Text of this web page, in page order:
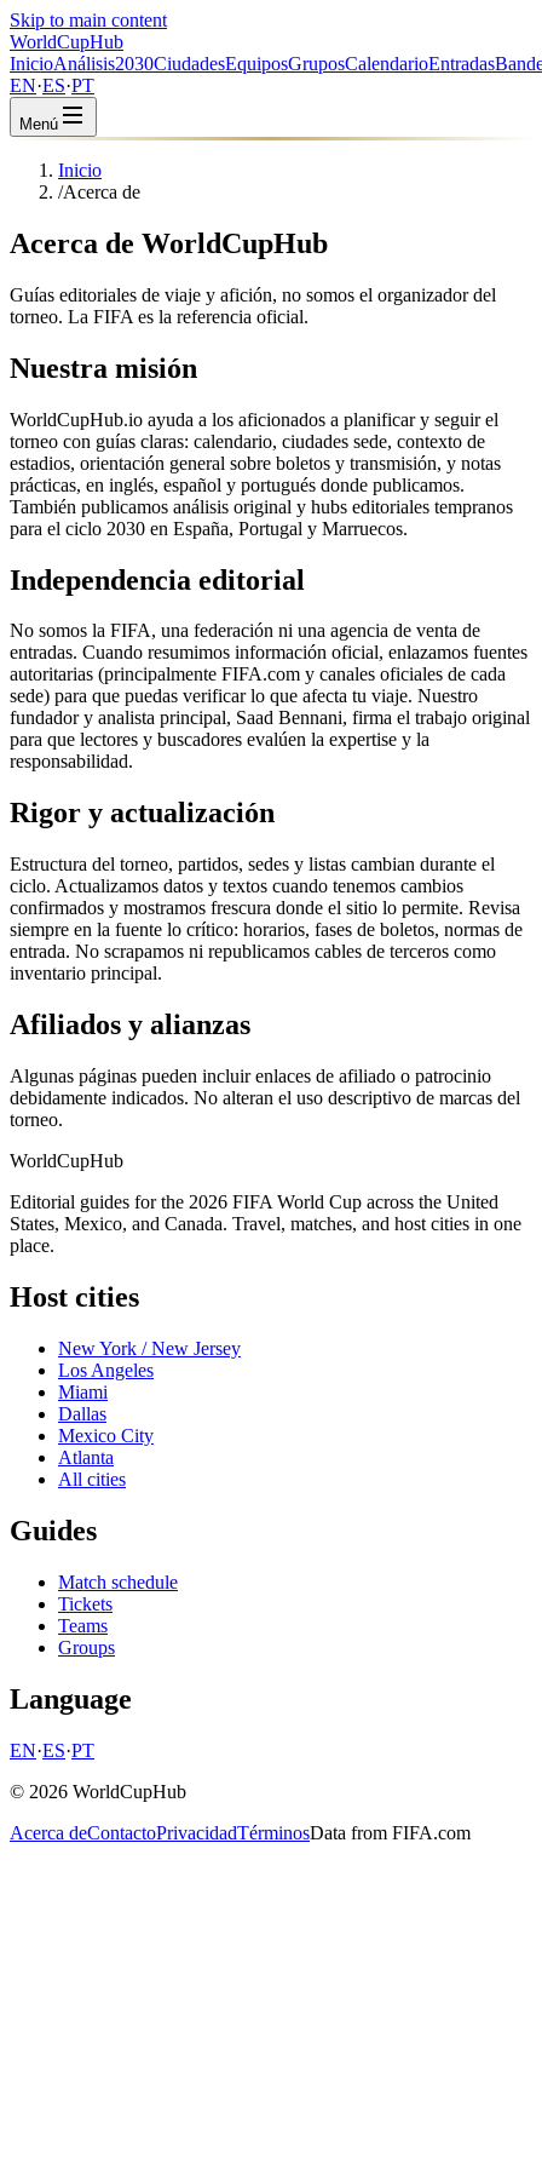
Skip to main content
WorldCupHub
InicioAnálisis2030CiudadesEquiposGruposCalendarioEntradas
EN·ES·PT
Menú
Inicio
/Acerca de
Acerca de WorldCupHub
Guías editoriales de viaje y afición, no somos el organizador del
torneo. La FIFA es la referencia oficial.
Nuestra misión
WorldCupHub.io ayuda a los aficionados a planificar y seguir el
torneo con guías claras: calendario, ciudades sede, contexto de
estadios, orientación general sobre boletos y transmisión, y notas
prácticas, en inglés, español y portugués donde publicamos.
También publicamos análisis original y hubs editoriales tempranos
para el ciclo 2030 en España, Portugal y Marruecos.
Independencia editorial
No somos la FIFA, una federación ni una agencia de venta de
entradas. Cuando resumimos información oficial, enlazamos fuentes
autoritarias (principalmente FIFA.com y canales oficiales de cada
sede) para que puedas verificar lo que afecta tu viaje. Nuestro
fundador y analista principal, Saad Bennani, firma el trabajo original
para que lectores y buscadores evalúen la expertise y la
responsabilidad.
Rigor y actualización
Estructura del torneo, partidos, sedes y listas cambian durante el
ciclo. Actualizamos datos y textos cuando tenemos cambios
confirmados y mostramos frescura donde el sitio lo permite. Revisa
siempre en la fuente lo crítico: horarios, fases de boletos, normas de
entrada. No scrapamos ni republicamos cables de terceros como
inventario principal.
Afiliados y alianzas
Algunas páginas pueden incluir enlaces de afiliado o patrocinio
debidamente indicados. No alteran el uso descriptivo de marcas del
torneo.
WorldCupHub
Editorial guides for the 2026 FIFA World Cup across the United
States, Mexico, and Canada. Travel, matches, and host cities in one
place.
Host cities
New York / New Jersey
Los Angeles
Miami
Dallas
Mexico City
Atlanta
All cities
Guides
Match schedule
Tickets
Teams
Groups
Language
EN·ES·PT
© 2026 WorldCupHub
Acerca deContactoPrivacidadTérminosData from FIFA.com